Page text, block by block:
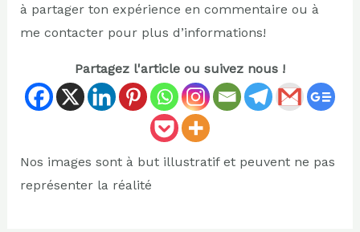
à partager ton expérience en commentaire ou à
me contacter pour plus d’informations!
Partagez l'article ou suivez nous !
Nos images sont à but illustratif et peuvent ne pas
représenter la réalité